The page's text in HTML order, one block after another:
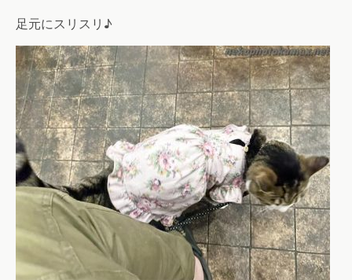
足元にスリスリ♪